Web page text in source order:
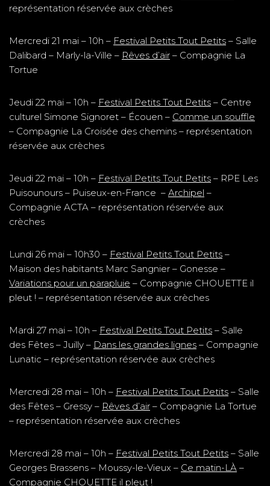
représentation réservée aux crèches
Mercredi 21 mai – 10h – Festival Petits Tout Petits – Salle
Dalibard – Marly-la-Ville – Rêves d’air – Compagnie La
Tortue
Jeudi 22 mai – 10h – Festival Petits Tout Petits – Centre
culturel Simone Signoret – Écouen – Comme un souffle
– Compagnie La Croisée des chemins – représentation
réservée aux crèches
Jeudi 22 mai – 10h – Festival Petits Tout Petits – RPE Les
Puisounours – Puiseux-en-France – Archipel –
Compagnie ACTA – représentation réservée aux
crèches
Lundi 26 mai – 10h30 – Festival Petits Tout Petits –
Maison des habitants Marc Sangnier – Gonesse –
Variations pour un parapluie – Compagnie CHOUETTE il
pleut ! – représentation réservée aux crèches
Mardi 27 mai – 10h – Festival Petits Tout Petits – Salle
des Fêtes – Juilly – Dans les grandes lignes – Compagnie
Lunatic – représentation réservée aux crèches
Mercredi 28 mai – 10h – Festival Petits Tout Petits – Salle
des Fêtes – Gressy – Rêves d’air – Compagnie La Tortue
– représentation réservée aux crèches
Mercredi 28 mai – 10h – Festival Petits Tout Petits – Salle
Georges Brassens – Moussy-le-Vieux – Ce matin-LÀ –
Compagnie CHOUETTE il pleut !